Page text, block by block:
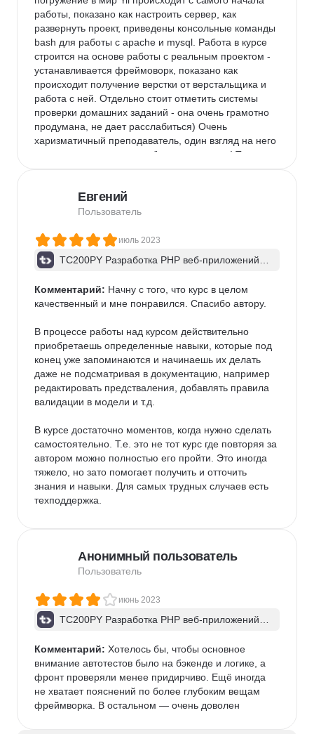
работы, показано как настроить сервер, как
развернуть проект, приведены консольные команды
bash для работы с apache и mysql. Работа в курсе
строится на основе работы с реальным проектом -
устанавливается фреймоворк, показано как
происходит получение верстки от верстальщика и
работа с ней. Отдельно стоит отметить системы
проверки домашних заданий - она очень грамотно
продумана, не дает расслабиться) Очень
харизматичный преподаватель, один взгляд на него
вселяет уверенность в собственных силах! Также
самые глупые)
Прекрасный курс, однозначно рекомендую к
верстке и программировании будет желателен.
Евгений
Пользователь
июль 2023
TC200PY Разработка PHP веб-приложений н
Комментарий: Начну с того, что курс в целом
качественный и мне понравился. Спасибо автору.
В процессе работы над курсом действительно
приобретаешь определенные навыки, которые под
конец уже запоминаются и начинаешь их делать
даже не подсматривая в документацию, например
редактировать предстваления, добавлять правила
валидации в модели и т.д.
В курсе достаточно моментов, когда нужно сделать
самостоятельно. Т.е. это не тот курс где повторяя за
автором можно полностью его пройти. Это иногда
тяжело, но зато помогает получить и отточить
знания и навыки. Для самых трудных случаев есть
техподдержка.
Задания проверяются автотестами. Это приучает к
Однозначно могу сказать, что для меня моего
развития курс оказался полезным. Рекомендую
узнать Yii2.
Анонимный пользователь
Пользователь
июнь 2023
TC200PY Разработка PHP веб-приложений н
Комментарий: Хотелось бы, чтобы основное
внимание автотестов было на бэкенде и логике, а
фронт проверяли менее придирчиво. Ещё иногда
не хватает пояснений по более глубоким вещам
фреймворка. В остальном — очень доволен